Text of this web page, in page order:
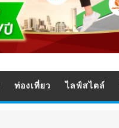
ท่องเที่ยว ไลฟ์สไตล์